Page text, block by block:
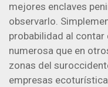
mejores enclaves
observarlo.
probabilidad al contar
numerosa que en
zonas del
empresas